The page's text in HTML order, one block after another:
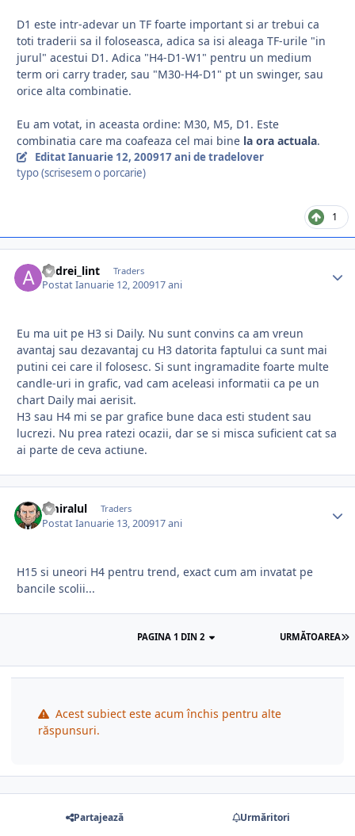
D1 este intr-adevar un TF foarte important si ar trebui ca
toti traderii sa il foloseasca, adica sa isi aleaga TF-urile "in
jurul" acestui D1. Adica "H4-D1-W1" pentru un medium
term ori carry trader, sau "M30-H4-D1" pt un swinger, sau
orice alta combinatie.
Eu am votat, in aceasta ordine: M30, M5, D1. Este
combinatia care ma coafeaza cel mai bine la ora actuala.
EditatIanuarie 12, 200917 ani de tradelover
typo (scrisesem o porcarie)
1
andrei_lint Traders
PostatIanuarie 12, 200917 ani
Eu ma uit pe H3 si Daily. Nu sunt convins ca am vreun
avantaj sau dezavantaj cu H3 datorita faptului ca sunt mai
putini cei care il folosesc. Si sunt ingramadite foarte multe
candle-uri in grafic, vad cam aceleasi informatii ca pe un
chart Daily mai aerisit.
H3 sau H4 mi se par grafice bune daca esti student sau
lucrezi. Nu prea ratezi ocazii, dar se si misca suficient cat sa
ai parte de ceva actiune.
amiralul Traders
PostatIanuarie 13, 200917 ani
H15 si uneori H4 pentru trend, exact cum am invatat pe
bancile scolii...
URMĂTOAREA
PAGINA 1 DIN 2
Acest subiect este acum închis pentru alte
răspunsuri.
Partajează Urmăritori